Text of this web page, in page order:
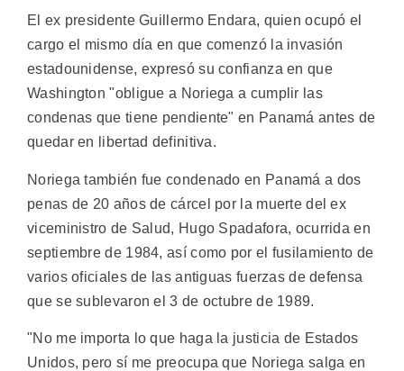
El ex presidente Guillermo Endara, quien ocupó el
cargo el mismo día en que comenzó la invasión
estadounidense, expresó su confianza en que
Washington "obligue a Noriega a cumplir las
condenas que tiene pendiente" en Panamá antes de
quedar en libertad definitiva.
Noriega también fue condenado en Panamá a dos
penas de 20 años de cárcel por la muerte del ex
viceministro de Salud, Hugo Spadafora, ocurrida en
septiembre de 1984, así como por el fusilamiento de
varios oficiales de las antiguas fuerzas de defensa
que se sublevaron el 3 de octubre de 1989.
"No me importa lo que haga la justicia de Estados
Unidos, pero sí me preocupa que Noriega salga en